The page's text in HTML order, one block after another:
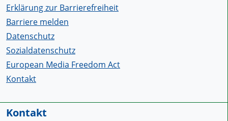
Erklärung zur Barrierefreiheit
Barriere melden
Datenschutz
Sozialdatenschutz
European Media Freedom Act
Kontakt
Kontakt